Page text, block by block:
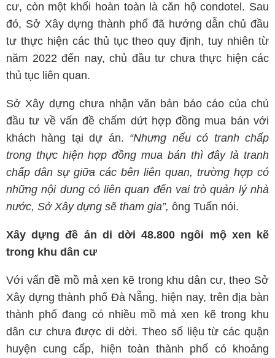
cư, còn một khối hoàn toàn là căn hộ condotel. Sau
đó, Sở Xây dựng thành phố đã hướng dẫn chủ đầu
tư thực hiện các thủ tục theo quy định, tuy nhiên từ
năm 2022 đến nay, chủ đầu tư chưa thực hiện các
thủ tục liên quan.
Sở Xây dựng chưa nhận văn bản báo cáo của chủ
đầu tư về vấn đề chấm dứt hợp đồng mua bán với
khách hàng tại dự án. “Nhưng nếu có tranh chấp
trong thực hiện hợp đồng mua bán thì đây là tranh
chấp dân sự giữa các bên liên quan, trường hợp có
những nội dung có liên quan đến vai trò quản lý nhà
nước, Sở Xây dựng sẽ tham gia”, ông Tuấn nói.
Xây dựng đề án di dời 48.800 ngôi mộ xen kẽ
trong khu dân cư
Với vấn đề mồ mả xen kẽ trong khu dân cư, theo Sở
Xây dựng thành phố Đà Nẵng, hiện nay, trên địa bàn
thành phố đang có nhiều mồ mả xen kẽ trong khu
dân cư chưa được di dời. Theo số liệu từ các quận
huyện cung cấp, hiện toàn thành phố có khoảng